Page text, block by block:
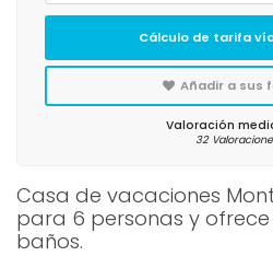
Casa de vacaciones
para 6 personas y
baños.
Cálculo de tarifa
Añadir a sus
Valoración
32